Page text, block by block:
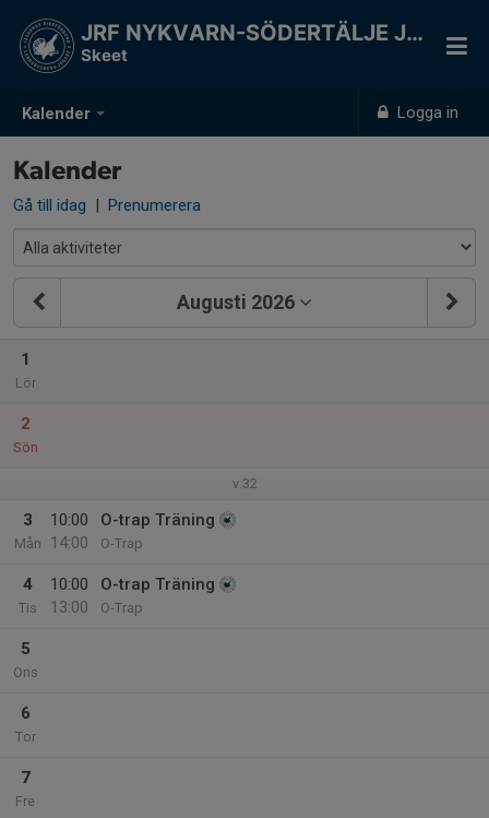
Kalender Logga in
JRF NYKVARN-SÖDERTÄLJE JSK
Skeet
Kalender
Gå till idag | Prenumerera
Augusti 2026
1
Lör
2
Sön
v.32
3
Mån
10:00
14:00
O-trap Träning
O-Trap
4
Tis
10:00
13:00
O-trap Träning
O-Trap
5
Ons
6
Tor
7
Fre